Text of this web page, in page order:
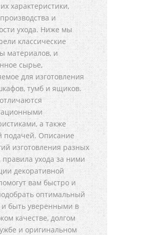
характеристики,
и
ухода. Ниже мы
классические
материалов, и
сырье,
для изготовления
тумб и ящиков.
а также
подачей. Описание
изготовления разных
правила ухода за ними
декоративной
вам быстро и
оптимальный
и быть уверенными в
качестве, долгом
и оригинальном